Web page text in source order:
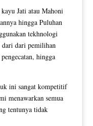
Jati atau Mahoni
hingga Puluhan
tekhnologi
dari pemilihan
hingga
ini sangat kompetitif
menawarkan semua
tentunya tidak